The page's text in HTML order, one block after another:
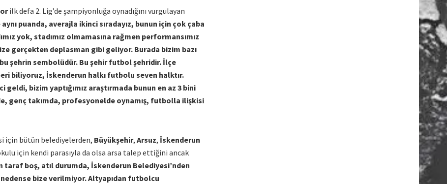
ilk defa 2. Lig’de şampiyonluğa oynadığını vurgulayan
puanda, averajla ikinci sıradayız, bunun için çok çaba
yok, stadımız olmamasına rağmen performansımız
gerçekten deplasman gibi geliyor. Burada bizim bazı
şehrin sembolüdür. Bu şehir futbol şehridir. İlçe
biliyoruz, İskenderun halkı futbolu seven halktır.
geldi, bizim yaptığımız araştırmada bunun en az 3 bini
genç takımda, profesyonelde oynamış, futbolla ilişkisi
için bütün belediyelerden, Büyükşehir, Arsuz, İskenderun
için kendi parasıyla da olsa arsa talep ettiğini ancak
taraf boş, atıl durumda, İskenderun Belediyesi’nden
bize verilmiyor. Altyapıdan futbolcu